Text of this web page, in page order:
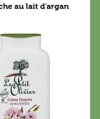
au lait d'argan